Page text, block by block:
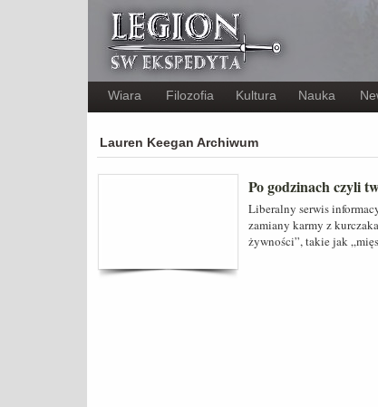
Wiara Filozofia Kultura Nauka
Lauren Keegan Archiwum
Po godzinach czyli
Liberalny serwis
zamiany karmy z
żywności”, takie jak